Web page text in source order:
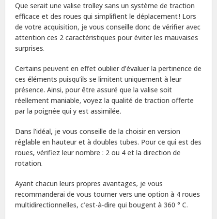
Que serait une valise trolley sans un système de traction
efficace et des roues qui simplifient le déplacement ! Lors
de votre acquisition, je vous conseille donc de vérifier avec
attention ces 2 caractéristiques pour éviter les mauvaises
surprises.
Certains peuvent en effet oublier d’évaluer la pertinence de
ces éléments puisqu’ils se limitent uniquement à leur
présence. Ainsi, pour être assuré que la valise soit
réellement maniable, voyez la qualité de traction offerte
par la poignée qui y est assimilée.
Dans l’idéal, je vous conseille de la choisir en version
réglable en hauteur et à doubles tubes. Pour ce qui est des
roues, vérifiez leur nombre : 2 ou 4 et la direction de
rotation.
Ayant chacun leurs propres avantages, je vous
recommanderai de vous tourner vers une option à 4 roues
multidirectionnelles, c’est-à-dire qui bougent à 360 ° C.